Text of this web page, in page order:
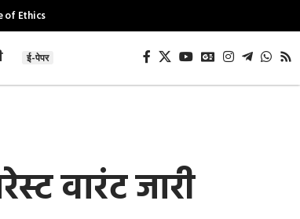
of Ethics
ई-पेपर
वारंट जारी